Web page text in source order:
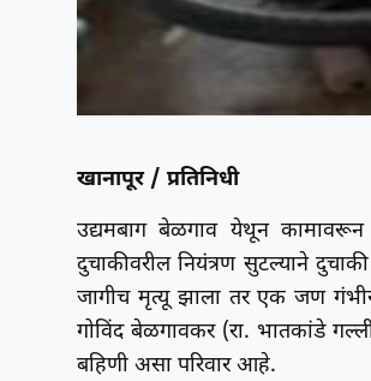
खानापूर / प्रतिनिधी
उद्यमबाग बेळगाव येथून कामावरून
दुचाकीवरील नियंत्रण सुटल्याने
जागीच मृत्यू झाला तर एक जण
गोविंद बेळगावकर (रा. भातकांडे
बहिणी असा परिवार आहे.